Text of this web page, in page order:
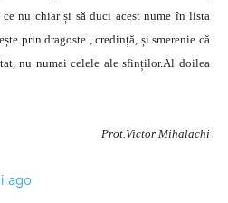
nu chiar și să duci acest nume în lista
prin dragoste , credință, și smerenie că
nu numai celele ale sfinților.Al doilea
Prot.Victor Mihalachi
ago